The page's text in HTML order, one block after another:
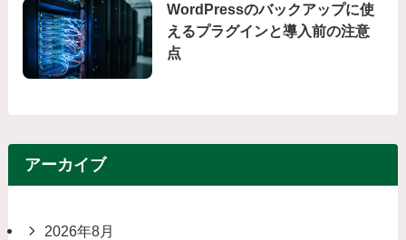
WordPressのバックアップに使
えるプラグインと導入前の注意
点
アーカイブ
2026年8月